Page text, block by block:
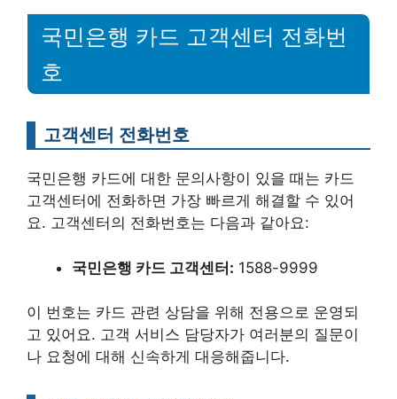
국민은행 카드 고객센터 전화번
호
고객센터 전화번호
국민은행 카드에 대한 문의사항이 있을 때는 카드
고객센터에 전화하면 가장 빠르게 해결할 수 있어
요. 고객센터의 전화번호는 다음과 같아요:
국민은행 카드 고객센터: 1588-9999
이 번호는 카드 관련 상담을 위해 전용으로 운영되
고 있어요. 고객 서비스 담당자가 여러분의 질문이
나 요청에 대해 신속하게 대응해줍니다.